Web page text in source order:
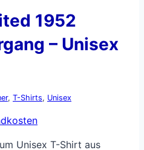
1952
– Unisex
, T-Shirts, Unisex
Unisex T-Shirt aus